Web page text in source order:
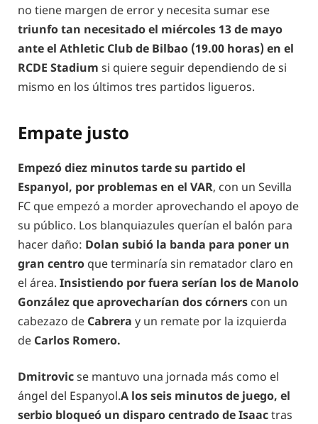
no tiene margen de error y necesita sumar ese
triunfo tan necesitado el miércoles 13 de mayo
ante el Athletic Club de Bilbao (19.00 horas) en el
RCDE Stadium si quiere seguir dependiendo de si
mismo en los últimos tres partidos ligueros.
Empate justo
Empezó diez minutos tarde su partido el
Espanyol, por problemas en el VAR, con un Sevilla
FC que empezó a morder aprovechando el apoyo de
su público. Los blanquiazules querían el balón para
hacer daño: Dolan subió la banda para poner un
gran centro que terminaría sin rematador claro en
el área. Insistiendo por fuera serían los de Manolo
González que aprovecharían dos córners con un
cabezazo de Cabrera y un remate por la izquierda
de Carlos Romero.
Dmitrovicse mantuvo una jornada más como el
ángel del Espanyol.A los seis minutos de juego, el
serbio bloqueó un disparo centrado de Isaactras